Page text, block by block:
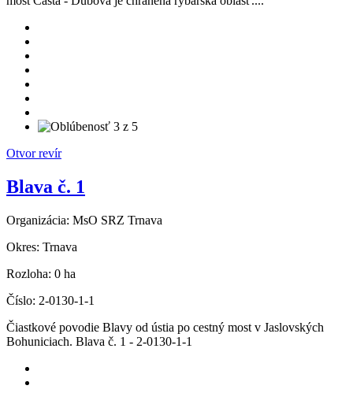
Otvor revír
Blava č. 1
Organizácia: MsO SRZ Trnava
Okres: Trnava
Rozloha: 0 ha
Číslo: 2-0130-1-1
Čiastkové povodie Blavy od ústia po cestný most v Jaslovských
Bohuniciach. Blava č. 1 - 2-0130-1-1